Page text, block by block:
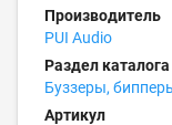
Производитель
PUI Audio
Раздел каталога
Буззеры,
Артикул